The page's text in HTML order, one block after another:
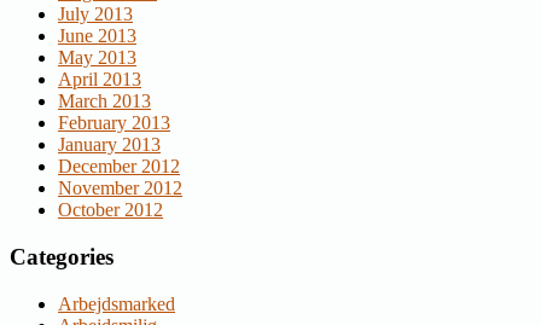
July 2013
June 2013
May 2013
April 2013
March 2013
February 2013
January 2013
December 2012
November 2012
October 2012
Categories
Arbejdsmarked